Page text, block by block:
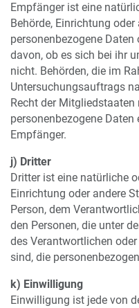
Empfänger ist eine
Behörde, Einrichtung oder
personenbezogene
davon, ob es sich bei ihr
nicht. Behörden, die im
Untersuchungsauftrags
Recht der
personenbezogene
Empfänger.
j) Dritter
Dritter ist eine natürliche
Einrichtung oder andere
Person, dem
den Personen, die unter
des Verantwortlichen
sind, die
k) Einwilligung
Einwilligung ist jede von